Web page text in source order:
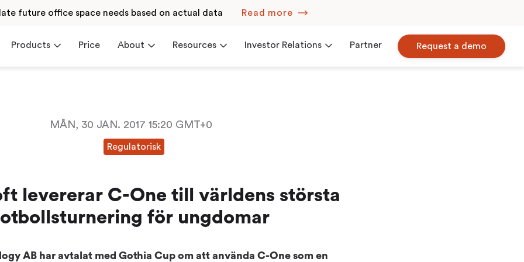
future office space needs based on actual data Read more
Products Price About Resources Investor Relations Partner Request a demo
MÅN, 30 JAN. 2017 15:20 GMT+0
Regulatorisk
levererar C-One till världens största
för ungdomar
AB har avtalat med Gothia Cup om att använda C-One som en
Contact
Resources
Get inspired by our
Events & Webinars
Investor Relations
Read more